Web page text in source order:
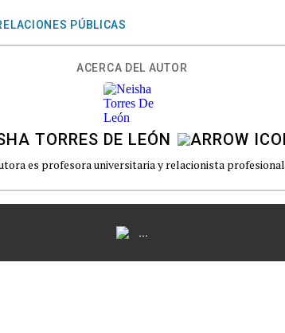
PÚBLICAS
ACERCA DEL AUTOR
TORRES DE LEÓN
es profesora universitaria y relacionista profesional
...